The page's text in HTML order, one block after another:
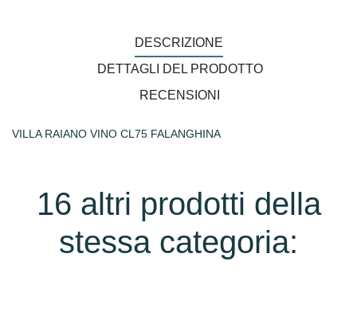
DESCRIZIONE
DETTAGLI DEL PRODOTTO
RECENSIONI
VILLA RAIANO VINO CL75 FALANGHINA
16 altri prodotti della
stessa categoria: